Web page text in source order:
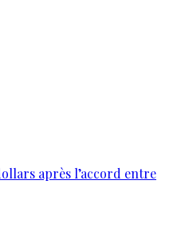
après l’accord entre